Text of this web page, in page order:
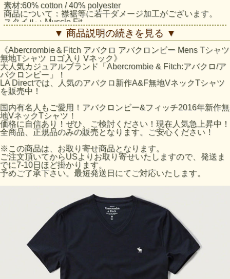
素材:60% cotton / 40% polyester
商品について：襟裾等に若干ダメージ加工がございます。
スタイル：Muscle Fit
サイズについて：薄手で快適な定番スタイル、クラシックな
Vネック、左胸にロゴのディテール
日本サイズとほぼ同じサイズ感になっております。
アバクロ/Tシャツ：V-Neck Tee採寸結果
☆Sサイズ
着丈：約68cm（襟下より採寸。）
身幅：約49cm（脇下より採寸）
☆Mサイズ
着丈：約71cm（襟下より採寸。）
身幅：約51cm（脇下より採寸）
☆Lサイズ
着丈：約73cm（襟下より採寸。）
身幅：約53cm（脇下より採寸）
☆XLサイズ
着丈：約75cm（襟下より採寸。）
身幅：約57cm（脇下より採寸）
※平置きにて採寸のため若干の誤差がございます。
Mサイズ：胸囲（cm） 97～101/腕（cm） 86～87
Lサイズ：胸囲（cm） 102～1066/腕（cm） 89～90
XLサイズ：胸囲（cm） 107～116/腕（cm） 1 91～93
XXLサイズ：胸囲（cm） 112～1166/腕（cm） 94～95
アバクロのサイズの目安
アバクロサイズ
Mサイズ
M
Lサイズ
▼ 商品説明の続きを見る ▼
《Abercrombie＆Fitch アバクロ アバクロンビー Mens Tシャツ
無地Tシャツ ロゴ入り Vネック》
大人気カジュアルブランド「Abercrombie & Fitch:アバクロ/ア
バクロンビー」！
LA Directでは、人気のアバクロ新作A&F無地VネックTシャツ
を販売中！
国内有名人もご愛用！アバクロンビー&フィッチ2016年新作無
地VネックTシャツ！
価格に自信あり！ぜひ、ご検討ください！現在人気急上昇中！
全商品、正規品のみの販売となります。ご安心ください！
※この商品は、お取り寄せ商品となります。
ご注文頂いてからUSよりお取り寄せいたしますので、発送ま
でに7-10日ほど掛かります。
予めご了承下さい。最短発送日にてご対応いたします。